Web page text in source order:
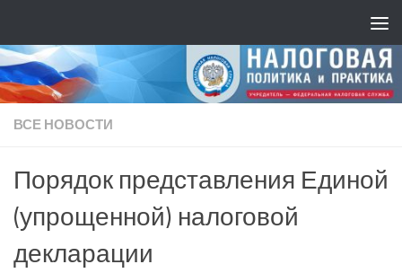
ВСЕ НОВОСТИ
Порядок представления Единой
(упрощенной) налоговой
декларации